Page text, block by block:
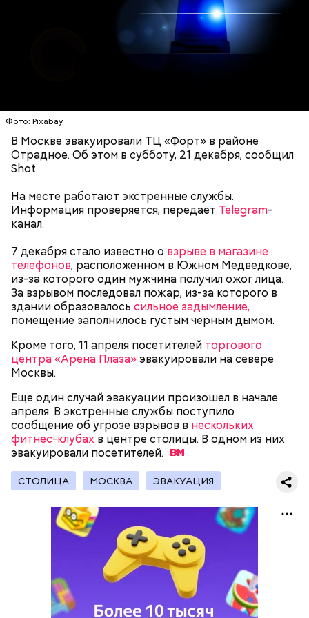
Фото: Pixabay
В Москве эвакуировали ТЦ «Форт» в районе
Отрадное. Об этом в субботу, 21 декабря, сообщил
Shot.
На месте работают экстренные службы.
Информация проверяется, передает Telegram-
канал.
7 декабря стало известно о взрыве в магазине
телефонов, расположенном в Южном Медведкове,
из-за которого один мужчина получил ожог лица.
За взрывом последовал пожар, из-за которого в
здании образовалось сильное задымление,
помещение заполнилось густым черным дымом.
Кроме того, 11 апреля посетителей торгового
центра «Арена Плаза»эвакуировали на севере
Москвы.
Еще один случай эвакуации произошел в начале
апреля. В экстренные службы поступило
сообщение об угрозе взрывов в нескольких
фитнес-клубах в центре столицы. В одном из них
эвакуировали посетителей.
СТОЛИЦА МОСКВА ЭВАКУАЦИЯ
Молодого человека задержали. На первом же
допросе он признался, что планировал отравить
только отчима. Тогда следователи посчитали, что
мотивом преступления была квартира родителей,
которая в случае их смерти перешла бы сыну. Но
спустя несколько дней Миссюра заявил, что ранее
уже травил других людей.
коктейль возлюбленной, отчего у нее случился
инсульт. Девушка неделю
провела в коме, а после
выписки из больницы узнала, что Миссюра
оформил на нее несколько кредитов.
Примечательно, что летом 2023 года на Мутаева
неизвестный несколько раз выстрелил в
спортсмена из травматического пистолета, а боец
открыл огоньв ответ.
Как идет расследование
которого застрелил Мутаева.